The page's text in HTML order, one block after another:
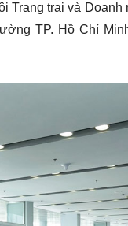
Trang trại và Doanh
TP. Hồ Chí